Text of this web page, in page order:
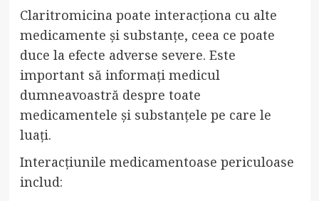
Claritromicina poate interacționa cu alte
medicamente și substanțe, ceea ce poate
duce la efecte adverse severe. Este
important să informați medicul
dumneavoastră despre toate
medicamentele și substanțele pe care le
luați.
Interacțiunile medicamentoase periculoase
includ: